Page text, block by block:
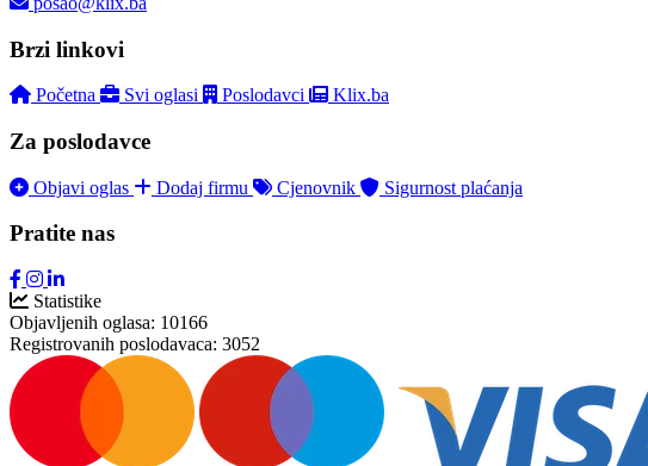
Brzi linkovi
Početna Svi oglasi Poslodavci Klix.ba
Za poslodavce
Objavi oglas Dodaj firmu Cjenovnik Sigurnost plaćanja
Pratite nas
Statistike
Objavljenih oglasa: 10166
Registrovanih poslodavaca: 3052